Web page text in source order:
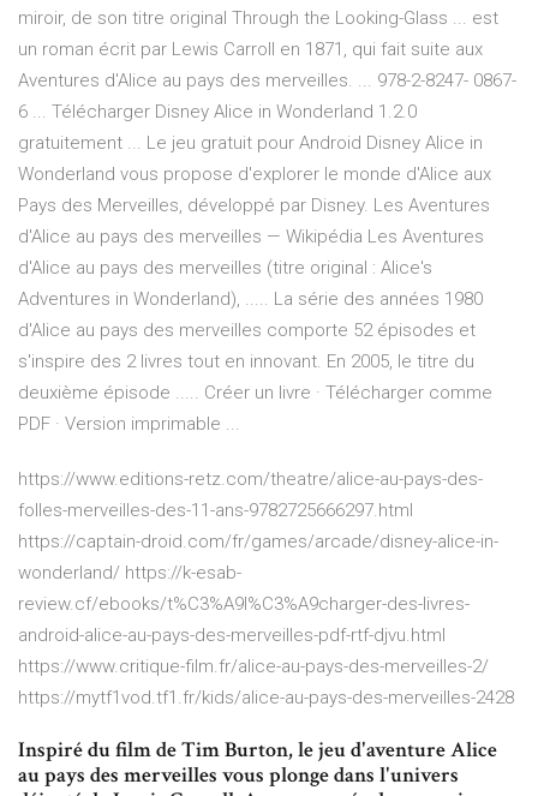
miroir, de son titre original Through the Looking-Glass ... est
un roman écrit par Lewis Carroll en 1871, qui fait suite aux
Aventures d'Alice au pays des merveilles. ... 978-2-8247- 0867-
6 ... Télécharger Disney Alice in Wonderland 1.2.0
gratuitement ... Le jeu gratuit pour Android Disney Alice in
Wonderland vous propose d'explorer le monde d'Alice aux
Pays des Merveilles, développé par Disney. Les Aventures
d'Alice au pays des merveilles — Wikipédia Les Aventures
d'Alice au pays des merveilles (titre original : Alice's
Adventures in Wonderland), ..... La série des années 1980
d'Alice au pays des merveilles comporte 52 épisodes et
s'inspire des 2 livres tout en innovant. En 2005, le titre du
deuxième épisode ..... Créer un livre · Télécharger comme
PDF · Version imprimable ...
https://www.editions-retz.com/theatre/alice-au-pays-des-
folles-merveilles-des-11-ans-9782725666297.html
https://captain-droid.com/fr/games/arcade/disney-alice-in-
wonderland/ https://k-esab-
review.cf/ebooks/t%C3%A9l%C3%A9charger-des-livres-
android-alice-au-pays-des-merveilles-pdf-rtf-djvu.html
https://www.critique-film.fr/alice-au-pays-des-merveilles-2/
https://mytf1vod.tf1.fr/kids/alice-au-pays-des-merveilles-2428
Inspiré du film de Tim Burton, le jeu d'aventure Alice
au pays des merveilles vous plonge dans l'univers